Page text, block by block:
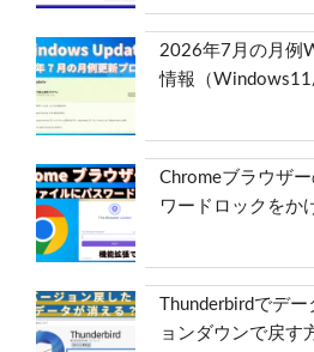
2026年7月の月例
情報（
Chromeブラウザ
ワードロックをか
Thunderbirdでデ
ョンダウンで戻す